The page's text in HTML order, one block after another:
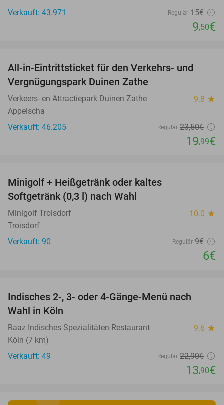
Verkauft: 43.971
Regulär 15€
9,50€
All-in-Eintrittsticket für den Verkehrs- und
Vergnügungspark Duinen Zathe
Verkeers- en Attractiepark Duinen Zathe 9.8 star
Appelscha
Verkauft: 46.205
Regulär 23,50€
19,99€
Minigolf + Heißgetränk oder kaltes
Softgetränk (0,3 l) nach Wahl
Minigolf Troisdorf 10.0 star
Troisdorf
Verkauft: 90
Regulär 9€
6€
Indisches 2-, 3- oder 4-Gänge-Menü nach
Wahl in Köln
Raaz Indisches Spezialitäten Restaurant 9.6 star
Köln (7 km)
Verkauft: 49
Regulär 22,90€
13,90€